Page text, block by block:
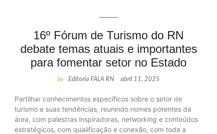
16º Fórum de Turismo do RN
debate temas atuais e importantes
para fomentar setor no Estado
by Editoria FALA RN- abril 11, 2025
Partilhar conhecimentos específicos sobre o setor de
turismo e suas tendências, reunindo nomes potentes da
área, com palestras inspiradoras, networking e conteúdos
estratégicos, com qualificação e conexão, com toda a